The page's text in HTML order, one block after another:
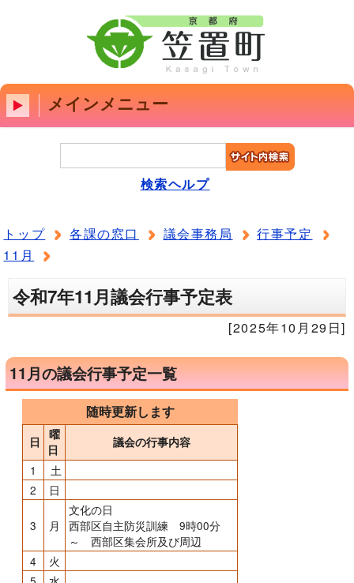
メインメニュー
検索ヘルプ
トップ 各課の窓口 議会事務局
行事予定
11月
令和7年11月議会行事予定表
[2025年10月29日]
11月の議会行事予定一覧
随時更新します
日
曜
日
議会の行事内容
1
土
2
日
3 月
文化の日
西部区自主防災訓練 9時00分
～ 西部区集会所及び周辺
4
火